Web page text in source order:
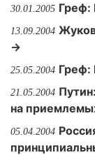
30.01.2005 Греф:
13.09.2004
→
25.05.2004 Греф:
21.05.2004
на
05.04.2004